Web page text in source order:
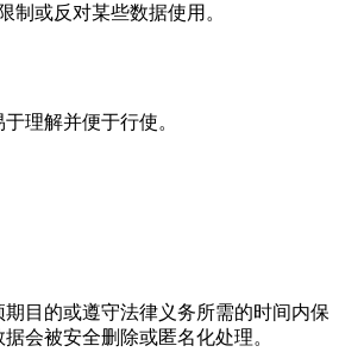
制或反对某些数据使用。
理解并便于行使。
目的或遵守法律义务所需的时间内保
会被安全删除或匿名化处理。